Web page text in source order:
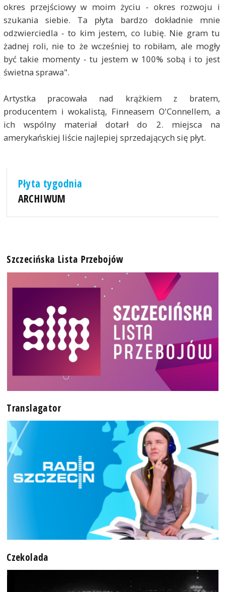
okres przejściowy w moim życiu - okres rozwoju i
szukania siebie. Ta płyta bardzo dokładnie mnie
odzwierciedla - to kim jestem, co lubię. Nie gram tu
żadnej roli, nie to że wcześniej to robiłam, ale mogły
być takie momenty - tu jestem w 100% sobą i to jest
świetna sprawa".
Artystka pracowała nad krążkiem z bratem,
producentem i wokalistą, Finneasem O'Connellem, a
ich wspólny materiał dotarł do 2. miejsca na
amerykańskiej liście najlepiej sprzedających się płyt.
Płyta tygodnia
ARCHIWUM
Szczecińska Lista Przebojów
Translagator
Czekolada